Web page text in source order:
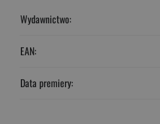
Wydawnictwo:
EAN:
Data premiery: